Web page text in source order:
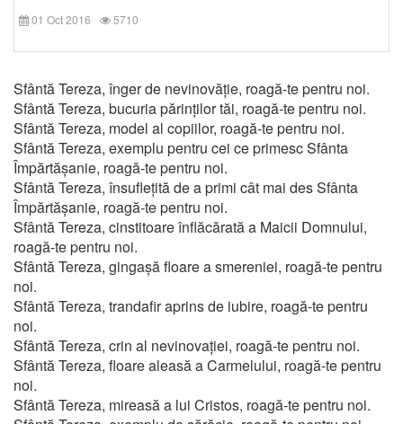
01 Oct 2016 5710
Sfântă Tereza, înger de nevinovăție, roagă-te pentru noi.
Sfântă Tereza, bucuria părinților tăi, roagă-te pentru noi.
Sfântă Tereza, model al copiilor, roagă-te pentru noi.
Sfântă Tereza, exemplu pentru cei ce primesc Sfânta
Împărtășanie, roagă-te pentru noi.
Sfântă Tereza, însuflețită de a primi cât mai des Sfânta
Împărtășanie, roagă-te pentru noi.
Sfântă Tereza, cinstitoare înflăcărată a Maicii Domnului,
roagă-te pentru noi.
Sfântă Tereza, gingașă floare a smereniei, roagă-te pentru
noi.
Sfântă Tereza, trandafir aprins de iubire, roagă-te pentru
noi.
Sfântă Tereza, crin al nevinovației, roagă-te pentru noi.
Sfântă Tereza, floare aleasă a Carmelului, roagă-te pentru
noi.
Sfântă Tereza, mireasă a lui Cristos, roagă-te pentru noi.